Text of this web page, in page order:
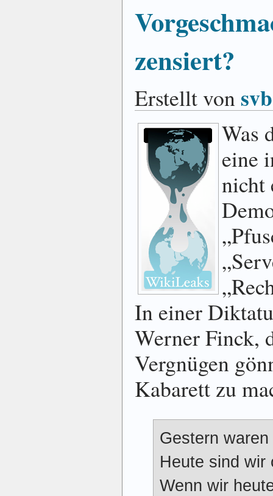
zensiert?
Erstellt vonsvb
Was
eine
nicht
In einer
Werner Finck,
Vergnügen
Kabarett zu
Gestern
Heute sind wir
Wenn wir